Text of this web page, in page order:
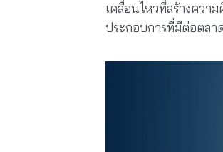
เคลื่อนไหวที่สร้างควา
ประกอบการที่มีต่อตลา